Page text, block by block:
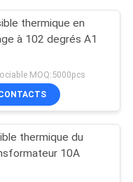
thermique en
à 102 degrés A1
MOQ:5000pcs
thermique du
10A